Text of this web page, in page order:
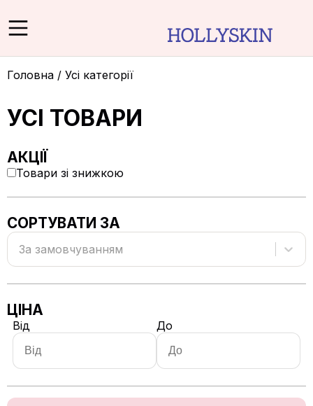
Головна / Усі категорії
УСІ ТОВАРИ
АКЦІЇ
Товари зі знижкою
СОРТУВАТИ ЗА
За замовчуванням
ЦІНА
Від До